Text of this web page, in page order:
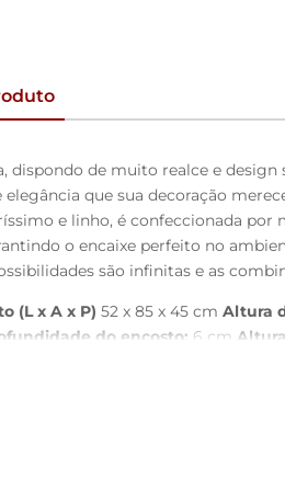
dispondo de muito realce e design
que sua decoração
e linho, é confeccionada por
o encaixe perfeito no
são infinitas e as
(L x A x P) 52 x 85 x 45 cm Altura
do encosto: 6 cm